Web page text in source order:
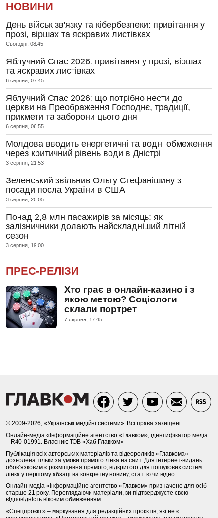
НОВИНИ
День військ зв'язку та кібербезпеки: привітання у
прозі, віршах та яскравих листівках
Сьогодні, 08:45
Яблучний Спас 2026: привітання у прозі, віршах
та яскравих листівках
6 серпня, 07:45
Яблучний Спас 2026: що потрібно нести до
церкви на Преображення Господнє, традиції,
прикмети та заборони цього дня
6 серпня, 06:55
Молдова вводить енергетичні та водні обмеження
через критичний рівень води в Дністрі
3 серпня, 21:53
Зеленський звільнив Ольгу Стефанішину з
посади посла України в США
3 серпня, 20:05
Понад 2,8 млн пасажирів за місяць: як
залізничники долають найскладніший літній
сезон
3 серпня, 19:00
ПРЕС-РЕЛІЗИ
Хто грає в онлайн-казино і з
якою метою? Соціологи
склали портрет
7 серпня, 17:45
© 2009-2026, «Українські медійні системи». Всі права захищені
Онлайн-медіа «Інформаційне агентство «Главком», ідентифікатор медіа
– R40-01991. Власник: ТОВ «Хаб Главком»
Публікація всіх авторських матеріалів та відеороликів «Главкома»
дозволена тільки за умови прямого лінка на сайт. Для інтернет-видань
обов’язковим є розміщення прямого, відкритого для пошукових систем
лінка у першому абзаці на конкретну новину, статтю чи відео.
Онлайн-медіа «Інформаційне агентство «Главком» призначене для осіб
старше 21 року. Переглядаючи матеріали, ви підтверджуєте свою
відповідність віковим обмеженням.
«Спецпроєкт» – маркування для редакційних проєктів, які не є